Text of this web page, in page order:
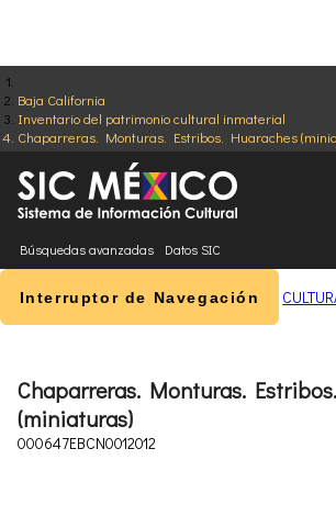
Baja California
Inventario del patrimonio cultural inmaterial
Chaparreras. Monturas. Estribos. Huaraches
Búsquedas avanzadas Datos SIC
Interruptor de Navegación
Chaparreras. Monturas.
(miniaturas)
000647EBCN0012012